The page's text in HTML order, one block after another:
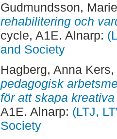
Gudmundsson, Marie
rehabilitering och
cycle, A1E. Alnarp:
and Society
Hagberg, Anna Kers
pedagogisk
för att skapa
A1E. Alnarp: (LTJ,
Society